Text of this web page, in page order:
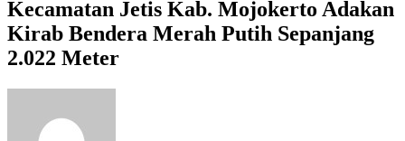
Kecamatan Jetis Kab. Mojokerto Adakan
Kirab Bendera Merah Putih Sepanjang
2.022 Meter